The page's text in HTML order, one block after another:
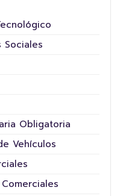
Sociales
Obligatoria
Vehículos